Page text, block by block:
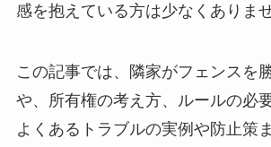
感を抱えている方は少なくありませ
この記事では、隣家がフェンスを
や、所有権の考え方、ルールの必
よくあるトラブルの実例や防止策